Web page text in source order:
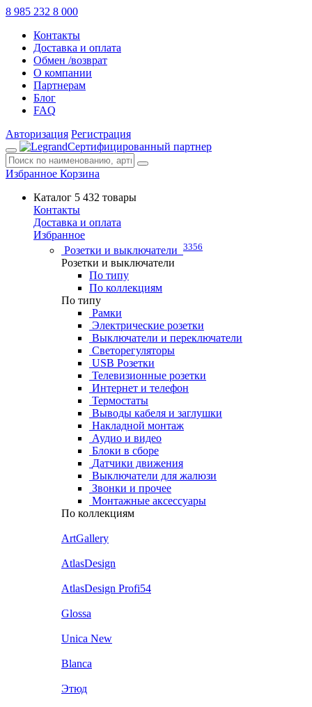
8 985 232 8 000
Контакты
Доставка и оплата
Обмен /возврат
О компании
Партнерам
Блог
FAQ
Авторизация Регистрация
Сертифицированный партнер
Избранное Корзина
Каталог 5 432 товары
Контакты
Доставка и оплата
Избранное
Розетки и выключатели 3356
Розетки и выключатели
По типу
По коллекциям
По типу
Рамки
Электрические розетки
Выключатели и переключатели
Светорегуляторы
USB Розетки
Телевизионные розетки
Интернет и телефон
Термостаты
Выводы кабеля и заглушки
Накладной монтаж
Аудио и видео
Блоки в сборе
Датчики движения
Выключатели для жалюзи
Звонки и прочее
Монтажные аксессуары
По коллекциям
ArtGallery
AtlasDesign
AtlasDesign Profi54
Glossa
Unica New
Blanca
Этюд